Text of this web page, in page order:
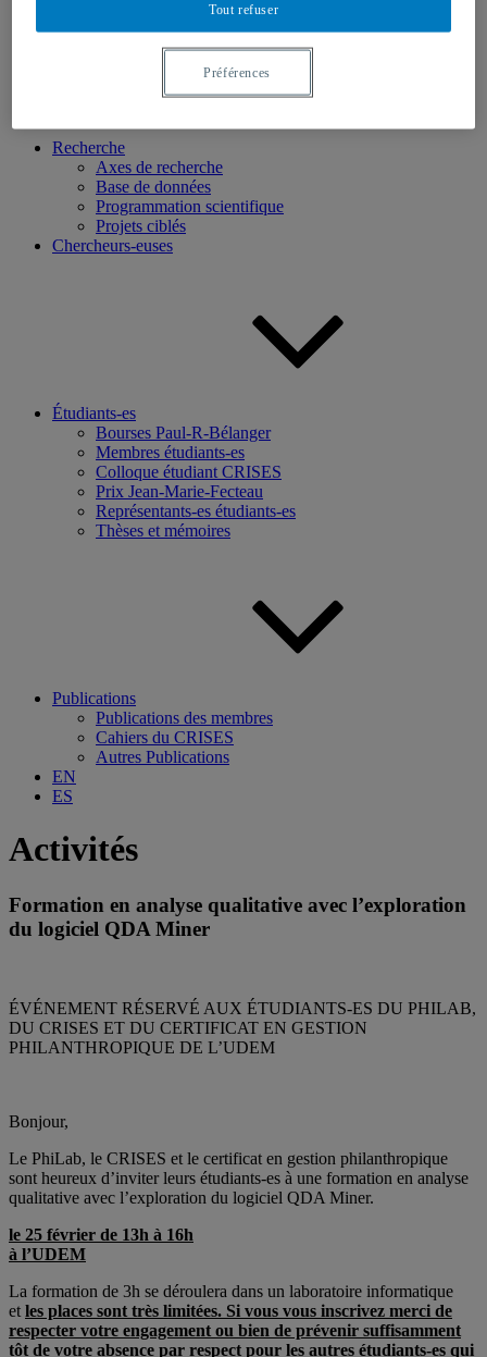
Recherche
Axes de recherche
Base de données
Programmation scientifique
Projets ciblés
Chercheurs-euses
Étudiants-es
Bourses Paul-R-Bélanger
Membres étudiants-es
Colloque étudiant CRISES
Prix Jean-Marie-Fecteau
Représentants-es étudiants-es
Thèses et mémoires
Publications
Publications des membres
Cahiers du CRISES
Autres Publications
EN
ES
Activités
Formation en analyse qualitative avec l’exploration
du logiciel QDA Miner
ÉVÉNEMENT RÉSERVÉ AUX ÉTUDIANTS-ES DU PHILAB,
DU CRISES ET DU CERTIFICAT EN GESTION
PHILANTHROPIQUE DE L’UDEM
Bonjour,
Le PhiLab, le CRISES et le certificat en gestion philanthropique
sont heureux d’inviter leurs étudiants-es à une formation en analyse
qualitative avec l’exploration du logiciel QDA Miner.
le 25 février de 13h à 16h
à l’UDEM
La formation de 3h se déroulera dans un laboratoire informatique
et les places sont très limitées. Si vous vous inscrivez merci de
respecter votre engagement ou bien de prévenir suffisamment
tôt de votre absence par respect pour les autres étudiants-es qui
Tout refuser
Préférences